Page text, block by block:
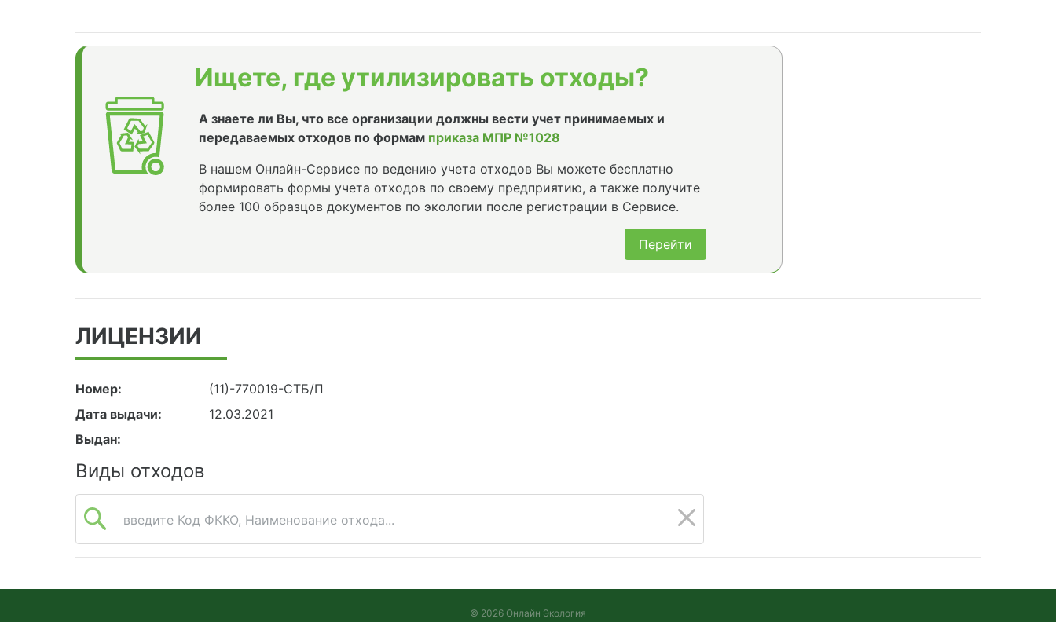
Ищете, где утилизировать отходы?
А знаете ли Вы, что все организации должны вести учет принимаемых и
передаваемых отходов по формам приказа МПР №1028
В нашем Онлайн-Сервисе по ведению учета отходов Вы можете бесплатно
формировать формы учета отходов по своему предприятию, а также получите
более 100 образцов документов по экологии после регистрации в Сервисе.
Перейти
ЛИЦЕНЗИИ
Номер:
(11)-770019-СТБ/П
Дата выдачи:
12.03.2021
Выдан:
Виды отходов
введите Код ФККО, Наименование отхода...
© 2026 Онлайн Экология